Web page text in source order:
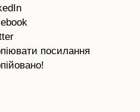
посилання